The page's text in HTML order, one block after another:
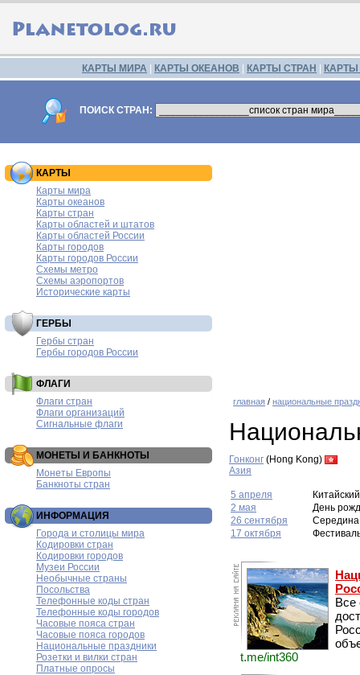
КАРТЫ МИРА КАРТЫ ОКЕАНОВ КАРТЫ СТРАН
ПОИСК СТРАН:
КАРТЫ
Карты мира
Карты океанов
Карты стран
Карты областей и штатов
Карты областей России
Карты городов
Карты городов России
Схемы метро
Схемы аэропортов
Исторические карты
ГЕРБЫ
Гербы стран
Гербы городов России
ФЛАГИ
Флаги стран
Флаги организаций
Сигнальные флаги
МОНЕТЫ И БАНКНОТЫ
Монеты Европы
Банкноты стран
ИНФОРМАЦИЯ
Города и столицы мира
Кодировки стран
Кодировки городов
Музеи России
Необычные страны
Посольства
Телефонные коды стран
Телефонные коды городов
Часовые пояса стран
Часовые пояса городов
Национальные праздники
Розетки и вилки стран
Платные опросы
главная / национальные
Гонконг (Hong Kong)
Азия
5 апреля
2 мая
День
26 сентября
17 октября
Все
t.me/int360